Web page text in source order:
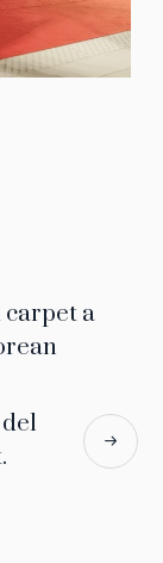
carpet a